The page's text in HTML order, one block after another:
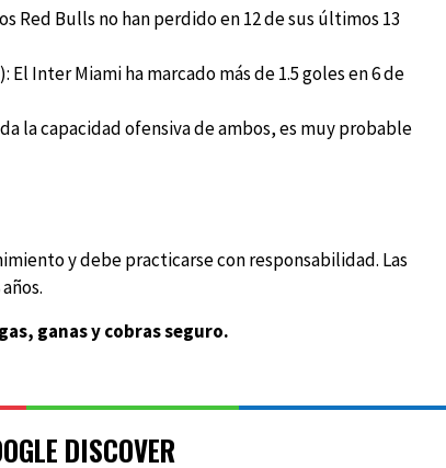
Red Bulls no han perdido en 12 de sus últimos 13
El Inter Miami ha marcado más de 1.5 goles en 6 de
la capacidad ofensiva de ambos, es muy probable
y debe practicarse con responsabilidad. Las
ganas y cobras seguro.
DISCOVER